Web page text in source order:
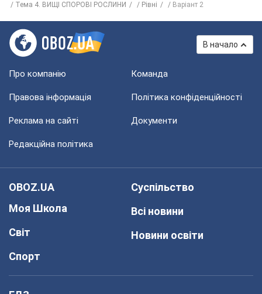
Тема 4. ВИЩІ СПОРОВІ РОСЛИНИ
Рівні Варіант 2
В начало
Про компанію Команда
Правова інформація Політика конфіденційності
Реклама на сайті Документи
Редакційна політика
OBOZ.UA
Моя Школа
Світ
Спорт
Суспільство
Всі новини
Новини освіти